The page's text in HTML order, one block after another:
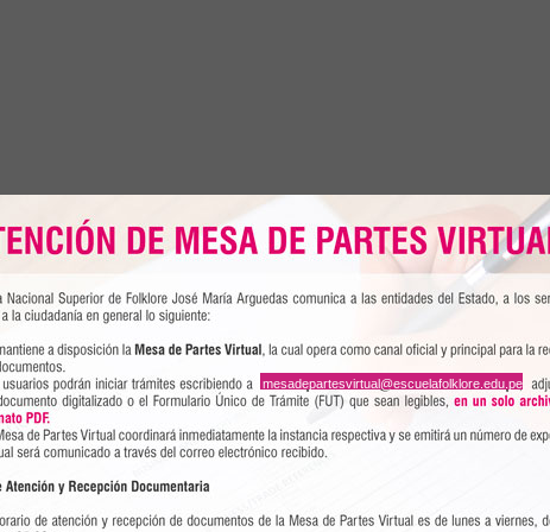
de X ciclo de la carrera de Educación Artística, mención Danza,
desde la virtualidad:“Las aventuras de Takiy”(dirigido a niños de 6
la dirección de la maestra Luz Gutiérrez Privat. Asimismo, se
para la enseñanza de la danza en el plano virtual. La
las 7:00 p.m., a través del facebook oficial de la ENSF José María
mesadepartesvirtual@escuelafolklore.edu.pe